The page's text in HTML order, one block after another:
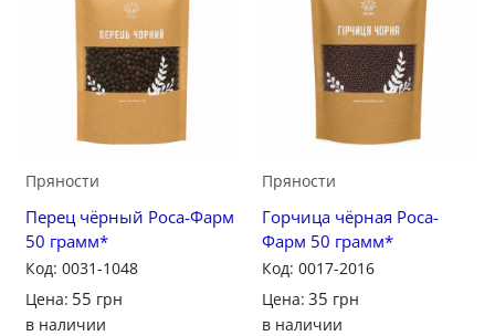
Сохранить
Пряности
Перец чёрный Роса-Фарм
50 грамм*
Код: 0031-1048
Цена: 55 грн
в наличии
Сохранить
Пряности
Горчица чёрная Роса-
Фарм 50 грамм*
Код: 0017-2016
Цена: 35 грн
в наличии